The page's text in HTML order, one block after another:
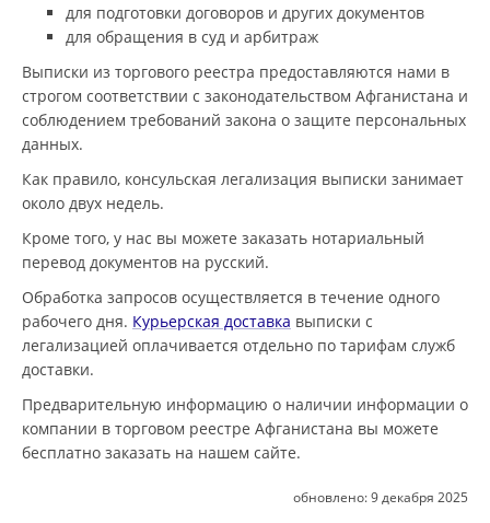
для подготовки договоров и других документов
для обращения в суд и арбитраж
Выписки из торгового реестра предоставляются нами в
строгом соответствии с законодательством Афганистана и
соблюдением требований закона о защите персональных
данных.
Как правило, консульская легализация выписки занимает
около двух недель.
Кроме того, у нас вы можете заказать нотариальный
перевод документов на русский.
Обработка запросов осуществляется в течение одного
рабочего дня. Курьерская доставка выписки с
легализацией оплачивается отдельно по тарифам служб
доставки.
Предварительную информацию о наличии информации о
компании в торговом реестре Афганистана вы можете
бесплатно заказать на нашем сайте.
обновлено:9 декабря 2025